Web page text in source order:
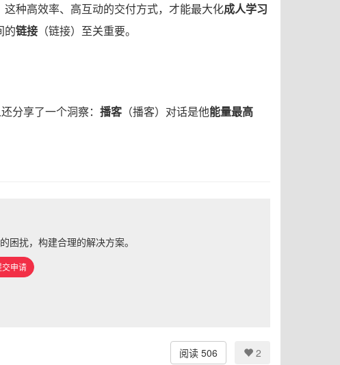
这种高效率、高互动的交付方式，才能最大化成人学习
的链接 （链接）至关重要。
分享了一个洞察： 播客 （播客）对话是他能量最高
困扰，构建合理的解决方案。
交申请
阅读 506 2